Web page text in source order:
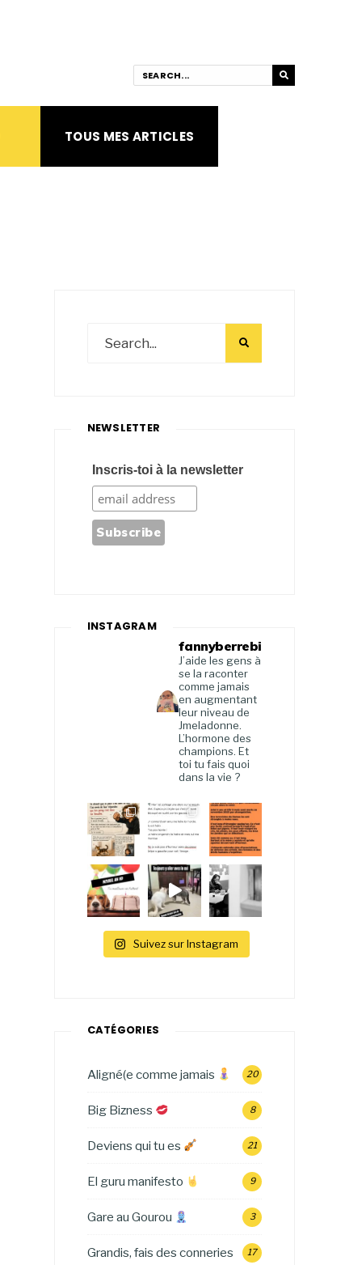
TOUS MES ARTICLES
NEWSLETTER
Inscris-toi à la newsletter
INSTAGRAM
fannyberrebi
J’aide les gens à
se la raconter
comme jamais
en augmentant
leur niveau de
Jmeladonne.
L’hormone des
champions. Et
toi tu fais quoi
dans la vie ?
Suivez sur Instagram
CATÉGORIES
Aligné(e comme jamais 20
Big Bizness 8
Deviens qui tu es 21
El guru manifesto 9
Gare au Gourou 3
Grandis, fais des conneries 17